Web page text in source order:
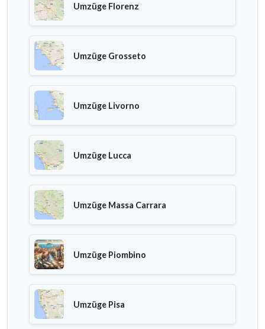
Umzüge Florenz
Umzüge Grosseto
Umzüge Livorno
Umzüge Lucca
Umzüge Massa Carrara
Umzüge Piombino
Umzüge Pisa